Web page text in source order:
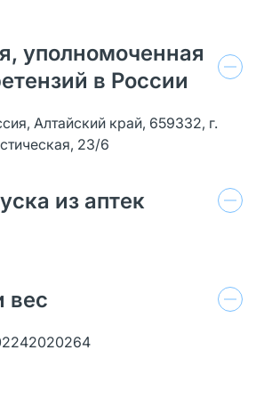
уполномоченная
в России
Алтайский край, 659332, г.
23/6
из аптек
вес